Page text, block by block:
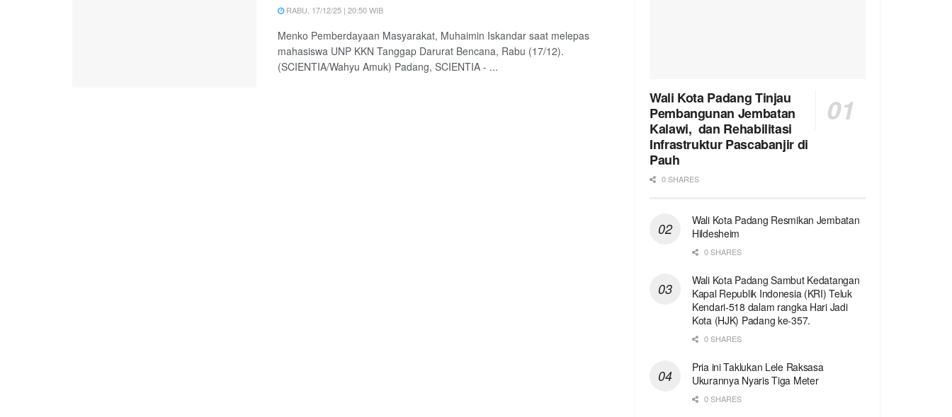
RABU, 17/12/25 | 20:50 WIB
Menko Pemberdayaan Masyarakat, Muhaimin Iskandar saat melepas
mahasiswa UNP KKN Tanggap Darurat Bencana, Rabu (17/12).
(SCIENTIA/Wahyu Amuk) Padang, SCIENTIA - ...
Wali Kota Padang Tinjau
Pembangunan Jembatan
Kalawi, dan Rehabilitasi
Infrastruktur Pascabanjir di
Pauh
0 SHARES
Wali Kota Padang Resmikan Jembatan
Hildesheim
0 SHARES
Wali Kota Padang Sambut Kedatangan
Kapal Republik Indonesia (KRI) Teluk
Kendari-518 dalam rangka Hari Jadi
Kota (HJK) Padang ke-357.
0 SHARES
Pria ini Taklukan Lele Raksasa
Ukurannya Nyaris Tiga Meter
0 SHARES